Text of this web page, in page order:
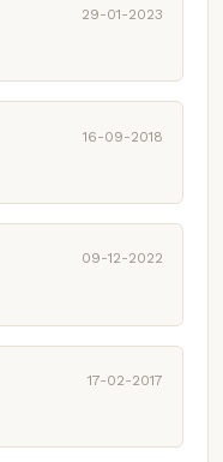
29-01-2023
16-09-2018
09-12-2022
17-02-2017